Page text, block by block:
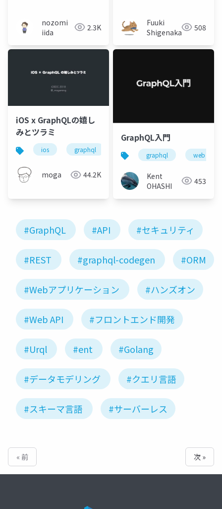
nozomi
iida
2.3K
Fuuki
Shigenaka
508
iOS x GraphQLの嬉し
みとツラミ
ios graphql
moga 44.2K
GraphQL入門
graphql web api
Kent
OHASHI
453
#GraphQL #API #セキュリティ
#REST #graphql-codegen #ORM
#Webアプリケーション #ハンズオン
#Web API #フロントエンド開発
#Urql #ent #Golang
#データモデリング #クエリ言語
#スキーマ言語 #サーバーレス
« 前 次 »